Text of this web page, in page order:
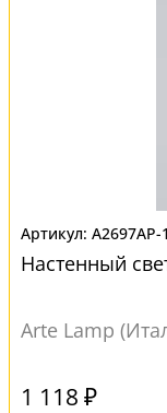
A2697AP-
Настенный
Arte Lamp
1 118 ₽